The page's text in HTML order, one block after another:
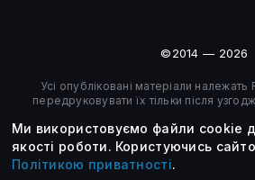
©2014 — 2026
Усі опубліковані матеріали
передруковувати їх тільки після
вказанням активного
Ми використовуємо файли cookie
якості роботи. Користуючись
Політикою приватності.